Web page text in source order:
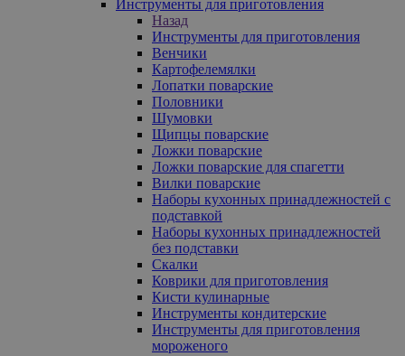
Инструменты для приготовления
Назад
Инструменты для приготовления
Венчики
Картофелемялки
Лопатки поварские
Половники
Шумовки
Щипцы поварские
Ложки поварские
Ложки поварские для спагетти
Вилки поварские
Наборы кухонных принадлежностей с
подставкой
Наборы кухонных принадлежностей
без подставки
Скалки
Коврики для приготовления
Кисти кулинарные
Инструменты кондитерские
Инструменты для приготовления
мороженого